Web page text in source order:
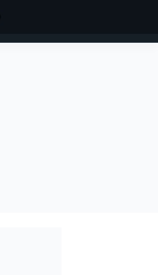
INICIAR SESIÓN